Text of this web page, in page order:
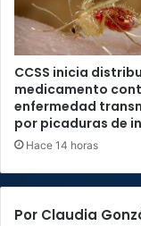
CCSS inicia
medicamento
enfermedad
por picaduras de
Hace 14 horas
Por Claudia